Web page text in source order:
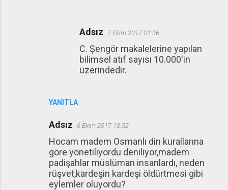
YANITLA
Adsız 7 Ekim 2017 01:06
C. Şengör makalelerine yapılan
bilimsel atıf sayısı 10.000'in
üzerindedir.
Adsız 6 Ekim 2017 13:52
Hocam madem Osmanlı din kurallarına
göre yönetiliyordu deniliyor,madem
padişahlar müslüman insanlardı, neden
rüşvet,kardeşin kardeşi öldürtmesi gibi
eylemler oluyordu?